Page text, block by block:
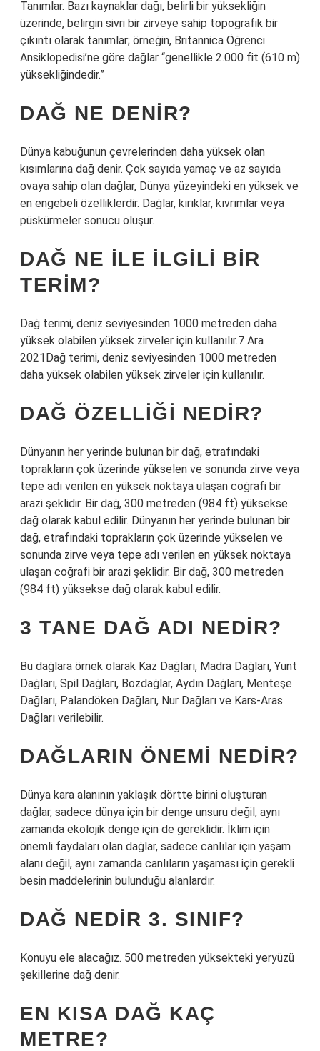
Tanımlar. Bazı kaynaklar dağı, belirli bir yüksekliğin
üzerinde, belirgin sivri bir zirveye sahip topografik bir
çıkıntı olarak tanımlar; örneğin, Britannica Öğrenci
Ansiklopedisi’ne göre dağlar “genellikle 2.000 fit (610 m)
yüksekliğindedir.”
DAĞ NE DENIR?
Dünya kabuğunun çevrelerinden daha yüksek olan
kısımlarına dağ denir. Çok sayıda yamaç ve az sayıda
ovaya sahip olan dağlar, Dünya yüzeyindeki en yüksek ve
en engebeli özelliklerdir. Dağlar, kırıklar, kıvrımlar veya
püskürmeler sonucu oluşur.
DAĞ NE ILE ILGILI BIR
TERIM?
Dağ terimi, deniz seviyesinden 1000 metreden daha
yüksek olabilen yüksek zirveler için kullanılır.7 ​​Ara
2021Dağ terimi, deniz seviyesinden 1000 metreden
daha yüksek olabilen yüksek zirveler için kullanılır.
DAĞ ÖZELLIĞI NEDIR?
Dünyanın her yerinde bulunan bir dağ, etrafındaki
toprakların çok üzerinde yükselen ve sonunda zirve veya
tepe adı verilen en yüksek noktaya ulaşan coğrafi bir
arazi şeklidir. Bir dağ, 300 metreden (984 ft) yüksekse
dağ olarak kabul edilir. Dünyanın her yerinde bulunan bir
dağ, etrafındaki toprakların çok üzerinde yükselen ve
sonunda zirve veya tepe adı verilen en yüksek noktaya
ulaşan coğrafi bir arazi şeklidir. Bir dağ, 300 metreden
(984 ft) yüksekse dağ olarak kabul edilir.
3 TANE DAĞ ADI NEDIR?
Bu dağlara örnek olarak Kaz Dağları, Madra Dağları, Yunt
Dağları, Spil Dağları, Bozdağlar, Aydın Dağları, Menteşe
Dağları, Palandöken Dağları, Nur Dağları ve Kars-Aras
Dağları verilebilir.
DAĞLARIN ÖNEMI NEDIR?
Dünya kara alanının yaklaşık dörtte birini oluşturan
dağlar, sadece dünya için bir denge unsuru değil, aynı
zamanda ekolojik denge için de gereklidir. İklim için
önemli faydaları olan dağlar, sadece canlılar için yaşam
alanı değil, aynı zamanda canlıların yaşaması için gerekli
besin maddelerinin bulunduğu alanlardır.
DAĞ NEDIR 3. SINIF?
Konuyu ele alacağız. 500 metreden yüksekteki yeryüzü
şekillerine dağ denir.
EN KISA DAĞ KAÇ
METRE?